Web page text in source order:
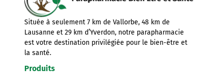
Située à seulement 7 km de Vallorbe, 48 km de
Lausanne et 29 km d’Yverdon, notre parapharmacie
est votre destination privilégiée pour le bien-être et
la santé.
Produits